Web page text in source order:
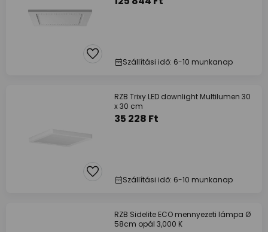
Szállítási idő: 6-10 munkanap
RZB Trixy LED downlight Multilumen 30
x 30 cm
35 228 Ft
Szállítási idő: 6-10 munkanap
RZB Sidelite ECO mennyezeti lámpa Ø
58cm opál 3,000 K